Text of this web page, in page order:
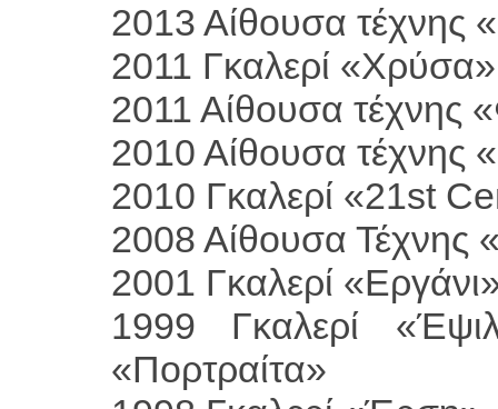
2013 Αίθουσα
2011 Γκαλερί
2011 Αίθουσα τέχνης
2010 Αίθουσα τέχνης
2010 Γκαλερί «21st
2008 Αίθουσα
2001 Γκαλερί
1999 Γκαλερί
«Πορτραίτα»